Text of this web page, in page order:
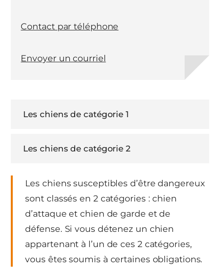
Les chiens susceptibles d’être dangereux
sont classés en 2 catégories : chien
d’attaque et chien de garde et de
défense. Si vous détenez un chien
appartenant à l’un de ces 2 catégories,
vous êtes soumis à certaines obligations.
Contact par téléphone
Envoyer un courriel
Les chiens de catégorie 1
Les chiens de catégorie 2